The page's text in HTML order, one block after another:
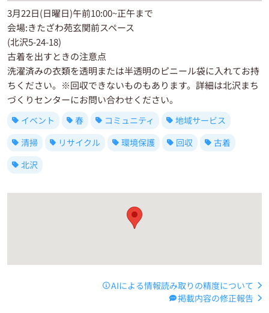
3月22日(日曜日)午前10:00~正午まで
会場:きたざわ苑玄関前スペース
(北沢5-24-18)
古着を出すときの注意点
洗濯済みの衣類を透明または半透明のピニール袋に入れてお持
ちください。※回収できないものもあります。詳細は北沢まち
づくりセンターにお問い合わせください。
イベント 春 コミュニティ
地域サービス
清掃
リサイクル 環境保護 回収
古着
北沢
AIによる情報読み取りの精度について
掲載内容の修正報告